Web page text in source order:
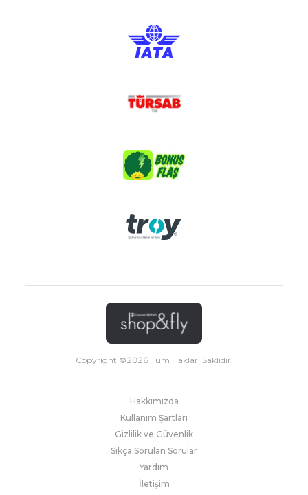
Copyright ©2026Tüm Hakları Saklıdır.
Hakkımızda
Kullanım Şartları
Gizlilik ve Güvenlik
Sıkça Sorulan Sorular
Yardım
İletişim